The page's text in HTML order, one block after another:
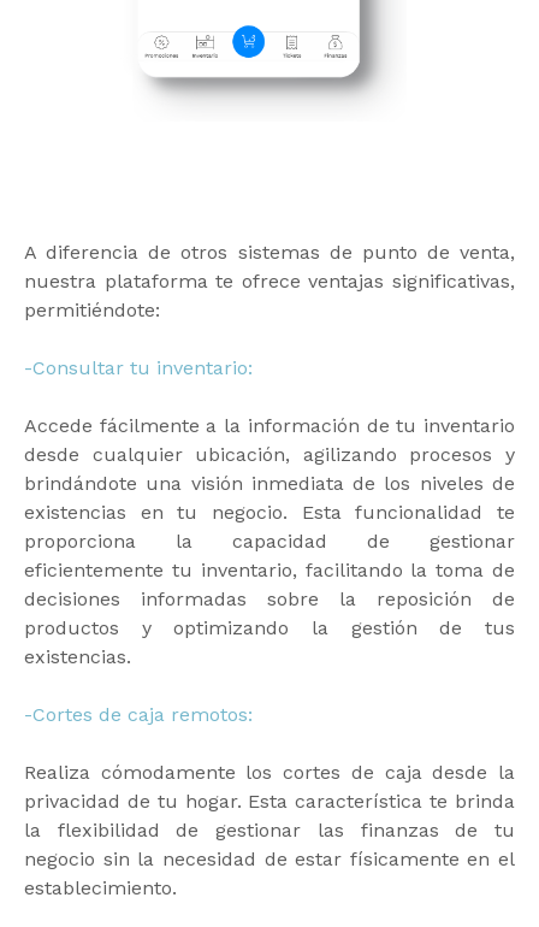
A diferencia de otros sistemas de punto de venta,
nuestra plataforma te ofrece ventajas significativas,
permitiéndote:
-Consultar tu inventario:
Accede fácilmente a la información de tu inventario
desde cualquier ubicación, agilizando procesos y
brindándote una visión inmediata de los niveles de
existencias en tu negocio. Esta funcionalidad te
proporciona la capacidad de gestionar
eficientemente tu inventario, facilitando la toma de
decisiones informadas sobre la reposición de
productos y optimizando la gestión de tus
existencias.
-Cortes de caja remotos:
Realiza cómodamente los cortes de caja desde la
privacidad de tu hogar. Esta característica te brinda
la flexibilidad de gestionar las finanzas de tu
negocio sin la necesidad de estar físicamente en el
establecimiento.